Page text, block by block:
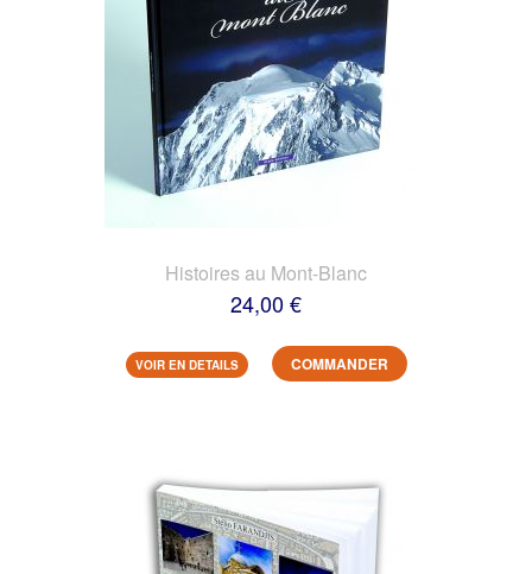
Histoires au Mont-Blanc
24,00 €
VOIR EN DETAILS COMMANDER